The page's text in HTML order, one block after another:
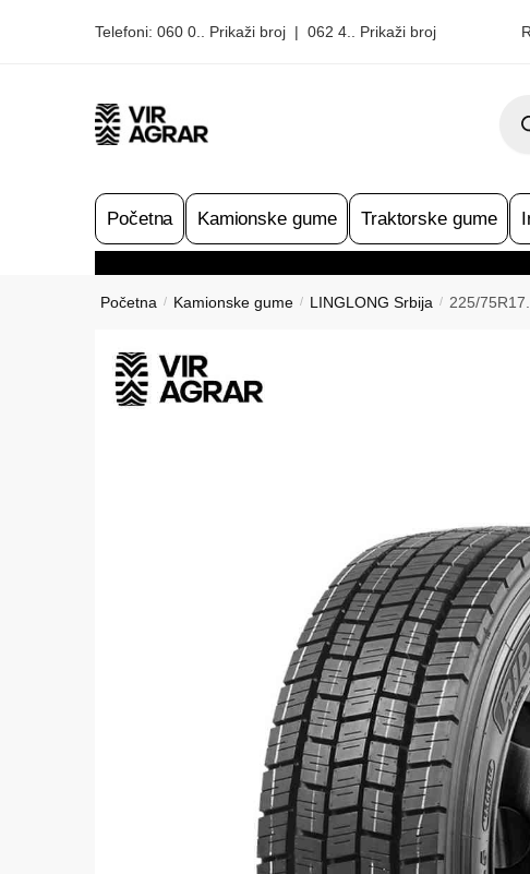
Telefoni: 060 0.. Prikaži broj | 062 4.. Prikaži broj
Početna Kamionske gume Traktorske gume
Početna / Kamionske gume / LINGLONG Srbija / 225/